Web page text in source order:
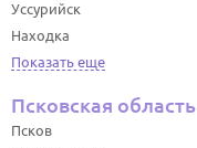
Уссурийск
Находка
Показать еще
Псковская область
Псков